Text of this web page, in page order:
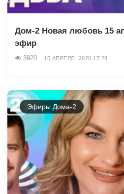
Дом-2 Новая любовь 15
эфир
3920 15 АПРЕЛЯ, 2026 17:28
Эфиры Дома-2